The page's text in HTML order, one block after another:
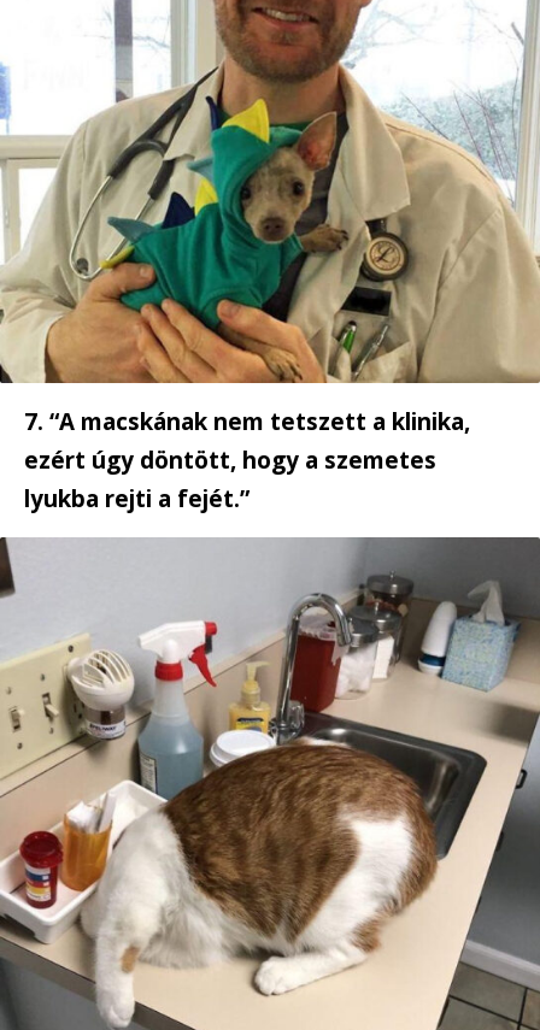
7. “A macskának nem tetszett a klinika,
ezért úgy döntött, hogy a szemetes
lyukba rejti a fejét.”